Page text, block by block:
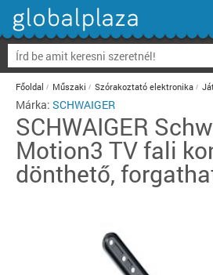
Főoldal Műszaki Szórakoztató elektronika
Márka: SCHWAIGER
SCHWAIGER
Motion3 TV fali
dönthető,